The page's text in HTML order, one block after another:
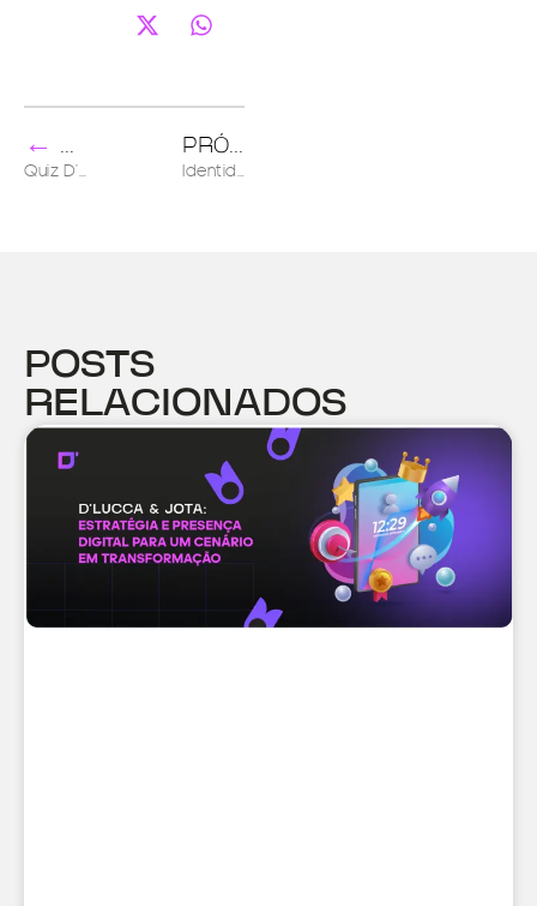
←
ANTERIOR
Quiz D’Lucca & Jota – Quem você é em Deadpool?
PRÓXIMO
Identidade visual: como destacar sua marca em eventos corporativos
POSTS
RELACIONADOS